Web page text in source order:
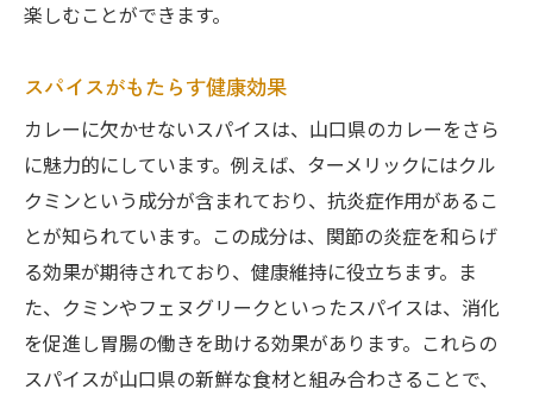
楽しむことができます。
スパイスがもたらす健康効果
カレーに欠かせないスパイスは、山口県のカレーをさら
に魅力的にしています。例えば、ターメリックにはクル
クミンという成分が含まれており、抗炎症作用があるこ
とが知られています。この成分は、関節の炎症を和らげ
る効果が期待されており、健康維持に役立ちます。ま
た、クミンやフェヌグリークといったスパイスは、消化
を促進し胃腸の働きを助ける効果があります。これらの
スパイスが山口県の新鮮な食材と組み合わさることで、